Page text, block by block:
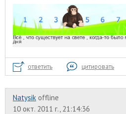
ответить цитировать
Natysik offline
10 окт. 2011 г., 21:14:36